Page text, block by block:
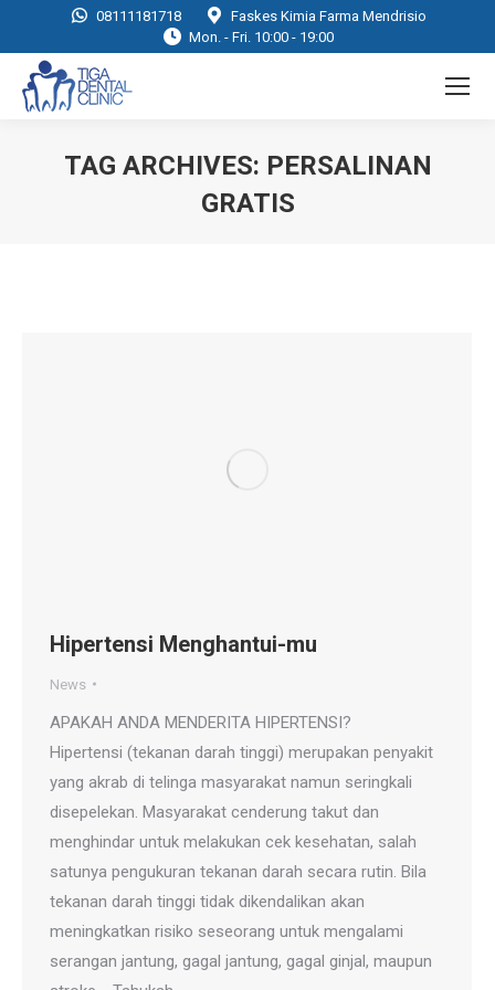
08111181718
Faskes Kimia Farma Mendrisio
Mon. - Fri. 10:00 - 19:00
TAG ARCHIVES: PERSALINAN
GRATIS
Hipertensi Menghantui-mu
News
APAKAH ANDA MENDERITA HIPERTENSI?
Hipertensi (tekanan darah tinggi) merupakan penyakit
yang akrab di telinga masyarakat namun seringkali
disepelekan. Masyarakat cenderung takut dan
menghindar untuk melakukan cek kesehatan, salah
satunya pengukuran tekanan darah secara rutin. Bila
tekanan darah tinggi tidak dikendalikan akan
meningkatkan risiko seseorang untuk mengalami
serangan jantung, gagal jantung, gagal ginjal, maupun